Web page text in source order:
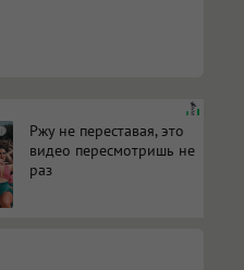
i
Ржу не переставая, это
видео пересмотришь не
раз